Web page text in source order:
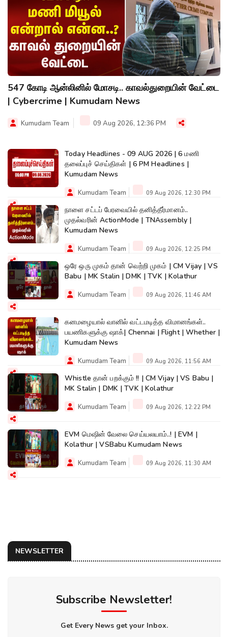
547 கோடி ஆன்லினில் மோசடி.. காவல்துறையின் வேட்டை
| Cybercrime | Kumudam News
Kumudam Team 09 Aug 2026, 12:36 PM
Today Headlines - 09 AUG 2026 | 6 மணி
தலைப்புச் செய்திகள் | 6 PM Headlines |
Kumudam News
Kumudam Team 09 Aug 2026, 12:30 PM
நாளை சட்டப் பேரவையில் தனித்தீர்மானம்..
முதல்வரின் ActionMode | TNAssembly |
Kumudam News
Kumudam Team 09 Aug 2026, 12:25 PM
ஒரே ஒரு முகம் தான் வெற்றி முகம் | CM Vijay | VS
Babu | MK Stalin | DMK | TVK | Kolathur
Kumudam Team 09 Aug 2026, 11:46 AM
கனமழையால் வானில் வட்டமடித்த விமானங்கள்..
பயணிகளுக்கு ஷாக்| Chennai | Flight | Whether |
Kumudam News
Kumudam Team 09 Aug 2026, 11:56 AM
Whistle தான் பறக்கும் !! | CM Vijay | VS Babu |
MK Stalin | DMK | TVK | Kolathur
Kumudam Team 09 Aug 2026, 12:22 PM
EVM மெஷின் வேலை செய்யலயாம்..! | EVM |
Kolathur | VSBabu Kumudam News
Kumudam Team 09 Aug 2026, 11:30 AM
NEWSLETTER
Subscribe Newsletter!
Get Every News get your Inbox.